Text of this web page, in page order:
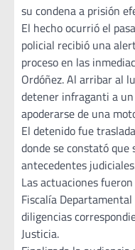
su condena a prisión
El hecho ocurrió el
policial recibió una
proceso en las
Ordóñez. Al arribar al
detener infraganti a
apoderarse de una
El detenido fue
donde se constató que
antecedentes
Las actuaciones
Fiscalía
diligencias
Justicia.